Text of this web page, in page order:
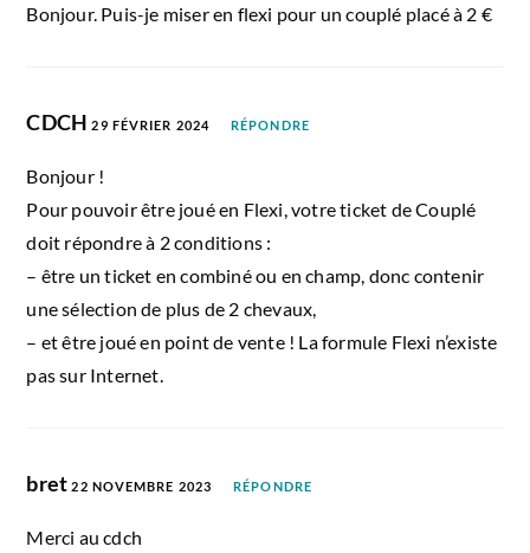
Bonjour. Puis-je miser en flexi pour un couplé placé à 2 €
CDCH29 FÉVRIER 2024 RÉPONDRE
Bonjour !
Pour pouvoir être joué en Flexi, votre ticket de Couplé
doit répondre à 2 conditions :
– être un ticket en combiné ou en champ, donc contenir
une sélection de plus de 2 chevaux,
– et être joué en point de vente ! La formule Flexi n’existe
pas sur Internet.
bret22 NOVEMBRE 2023 RÉPONDRE
Merci au cdch